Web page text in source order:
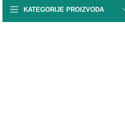
KATEGORIJE PROIZVODA